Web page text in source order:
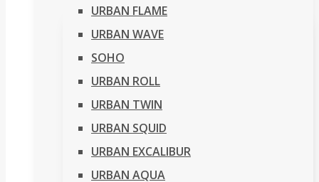
URBAN FLAME
URBAN WAVE
SOHO
URBAN ROLL
URBAN TWIN
URBAN SQUID
URBAN EXCALIBUR
URBAN AQUA